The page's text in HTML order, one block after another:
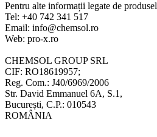
Pentru alte informații legate de
Tel: +40 742 341 517
Email: info@chemsol.ro
Web: pro-x.ro
CHEMSOL GROUP SRL
CIF: RO18619957;
Reg. Com.: J40/6969/2006
Str. David Emmanuel 6A, S.1,
București, C.P.: 010543
ROMÂNIA